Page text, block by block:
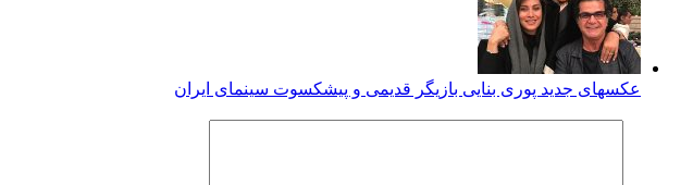
عکسهای جدید پوری بنایی بازیگر قدیمی و پیشکسوت سینمای ایران